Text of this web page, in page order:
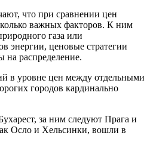
что при сравнении цен
важных факторов. К ним
газа или
энергии, ценовые стратегии
на распределение.
в уровне цен между отдельными
городов кардинально
за ним следуют Прага и
Осло и Хельсинки, вошли в